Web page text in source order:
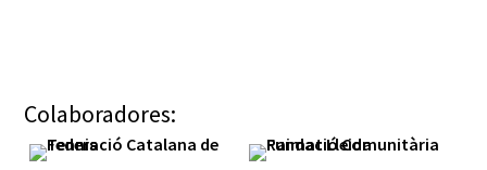
Colaboradores: